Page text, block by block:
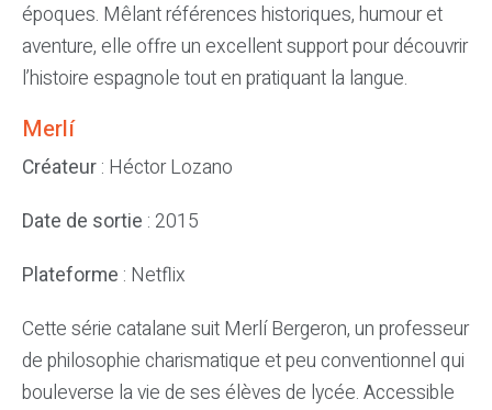
époques. Mêlant références historiques, humour et
aventure, elle offre un excellent support pour découvrir
l’histoire espagnole tout en pratiquant la langue.
Merlí
Créateur : Héctor Lozano
Date de sortie : 2015
Plateforme : Netflix
Cette série catalane suit Merlí Bergeron, un professeur
de philosophie charismatique et peu conventionnel qui
bouleverse la vie de ses élèves de lycée. Accessible